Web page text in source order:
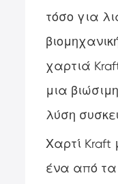
τόσο για
χαρτιά
μια
λύση
Χαρτί Kraft
ένα από τα